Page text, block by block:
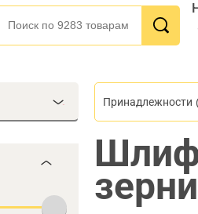
Принадлежности